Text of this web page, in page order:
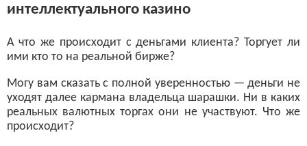
интеллектуального казино
А что же происходит с деньгами клиента? Торгует ли
ими кто то на реальной бирже?
Могу вам сказать с полной уверенностью — деньги не
уходят далее кармана владельца шарашки. Ни в каких
реальных валютных торгах они не участвуют. Что же
происходит?